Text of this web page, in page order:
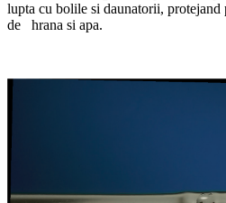
lupta cu bolile si daunatorii,
de hrana si apa.